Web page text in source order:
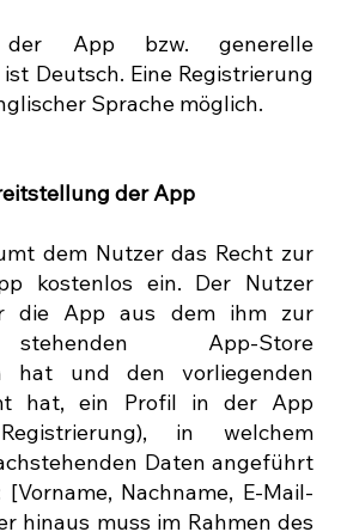
App bzw. generelle
Deutsch. Eine Registrierung
Sprache möglich.
der App
dem Nutzer das Recht zur
kostenlos ein. Der Nutzer
die App aus dem ihm zur
App-Store
hat und den vorliegenden
hat, ein Profil in der App
in welchem
Daten angeführt
Nachname, E-Mail-
hinaus muss im Rahmen des